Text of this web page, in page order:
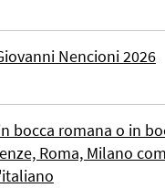
Nencioni 2026
bocca romana o in
Roma, Milano